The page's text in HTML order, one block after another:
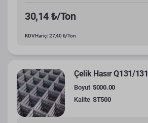
30,14 ₺/Ton
KDV Hariç: 27,40 ₺/Ton
Çelik Hasır Q131/131
Boyut 5000.00
Kalite ST500